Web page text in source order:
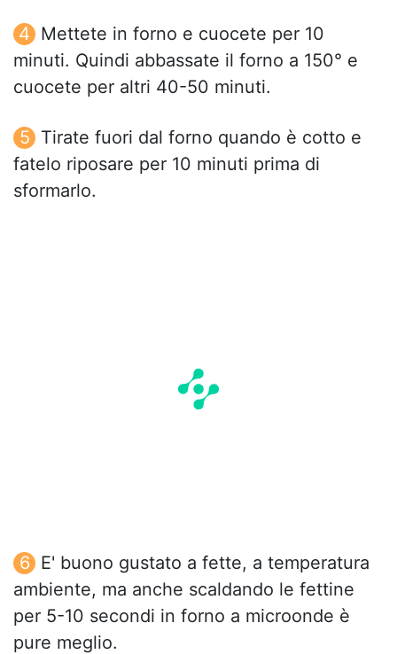
Mettete in forno e cuocete per 10
minuti. Quindi abbassate il forno a 150° e
cuocete per altri 40-50 minuti.
Tirate fuori dal forno quando è cotto e
fatelo riposare per 10 minuti prima di
sformarlo.
E' buono gustato a fette, a temperatura
ambiente, ma anche scaldando le fettine
per 5-10 secondi in forno a microonde è
pure meglio.